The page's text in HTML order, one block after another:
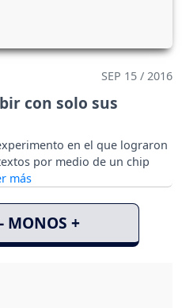
SEP 15 / 2016
con solo sus
en el que lograron
por medio de un chip
MONOS +